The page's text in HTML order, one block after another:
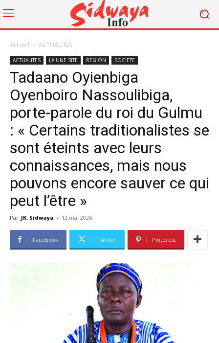
Accueil ACTUALITES
ACTUALITES LA UNE SITE REGION SOCIETE
Tadaano Oyienbiga
Oyenboiro Nassoulibiga,
porte-parole du roi du Gulmu
: « Certains traditionalistes se
sont éteints avec leurs
connaissances, mais nous
pouvons encore sauver ce qui
peut l’être »
Par JK. Sidwaya - 12 mai 2026
Facebook Twitter Pinterest